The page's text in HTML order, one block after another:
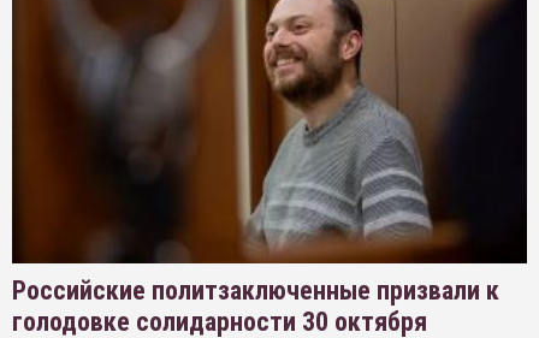
Российские политзаключенные призвали к
голодовке солидарности 30 октября